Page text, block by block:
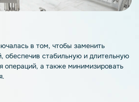
в том, чтобы заменить
обеспечив стабильную и длительную
операций, а также минимизировать